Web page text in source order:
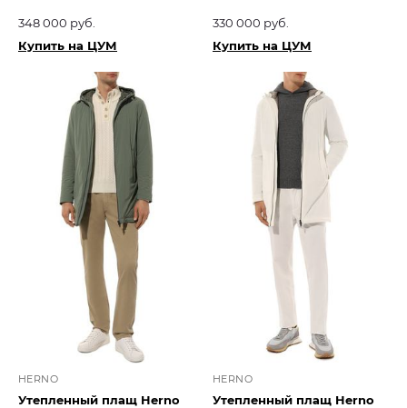
348 000 руб.
Купить на ЦУМ
330 000 руб.
Купить на ЦУМ
HERNO
Утепленный плащ Herno
HERNO
Утепленный плащ Herno